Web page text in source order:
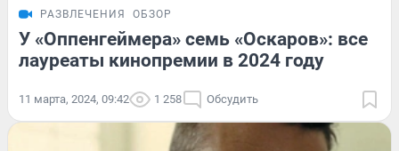
РАЗВЛЕЧЕНИЯ ОБЗОР
У «Оппенгеймера» семь «Оскаров»: все
лауреаты кинопремии в 2024 году
11 марта, 2024, 09:42 1 258 Обсудить